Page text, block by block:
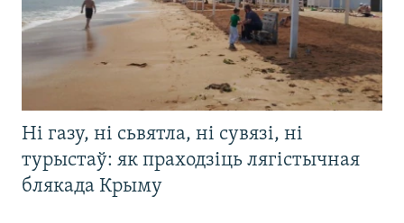
Ні газу, ні сьвятла, ні сувязі, ні
турыстаў: як праходзіць лягістычная
блякада Крыму